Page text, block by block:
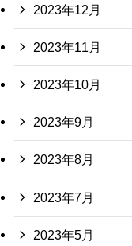
2023年12月
2023年11月
2023年10月
2023年9月
2023年8月
2023年7月
2023年5月